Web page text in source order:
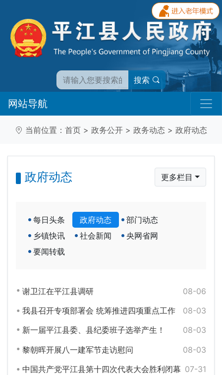
搜索
网站导航
当前位置： 首页 > 政务公开 > 政务动态 > 政府动态
政府动态 更多栏目
每日头条 政府动态
部门动态
乡镇快讯
社会新闻
央网省网
要闻转载
08-06
谢卫江在平江县调研
08-03
我县召开专项部署会 统筹推进四项重点工作
08-03
新一届平江县委、县纪委班子选举产生！
08-03
黎朝晖开展八一建军节走访慰问
07-31
中国共产党平江县第十四次代表大会胜利闭幕